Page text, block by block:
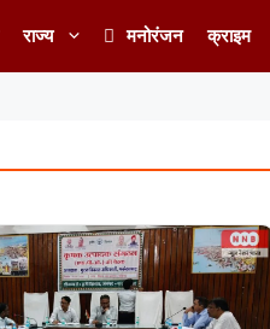
राज्य मनोरंजन क्राइम